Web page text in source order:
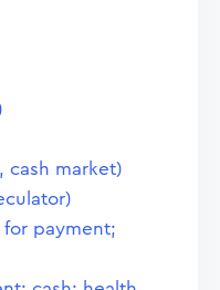
cash market)
for payment;